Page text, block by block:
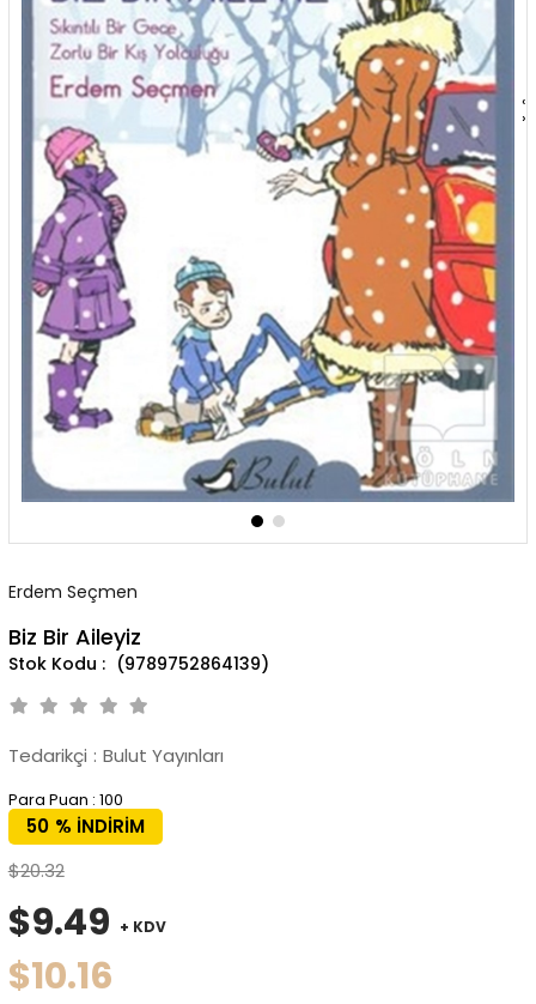
‹
›
Erdem Seçmen
Biz Bir Aileyiz
(9789752864139)
Tedarikçi : Bulut Yayınları
Para Puan : 100
%
50
İNDIRIM
$20.32
$9.49 + KDV
$10.16